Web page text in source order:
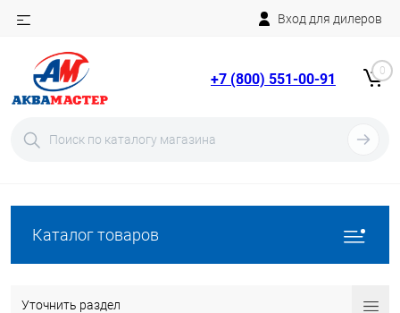
Вход для дилеров
+7 (800) 551-00-91 0
Каталог товаров
Уточнить раздел